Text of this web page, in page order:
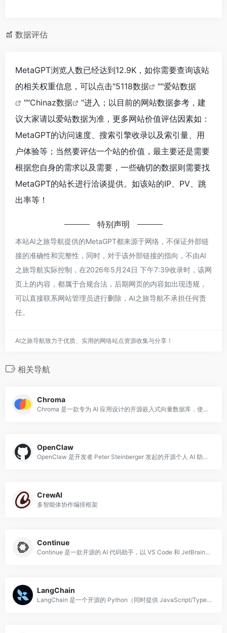
数据评估
MetaGPT浏览人数已经达到12.9K，如你需要查询该站
的相关权重信息，可以点击"5118数据 ""爱站数据
""Chinaz数据
"进入；以目前的网站数据参考，建
议大家请以爱站数据为准，更多网站价值评估因素如：
MetaGPT的访问速度、搜索引擎收录以及索引量、用
户体验等；当然要评估一个站的价值，最主要还是需要
根据您自身的需求以及需要，一些确切的数据则需要找
MetaGPT的站长进行洽谈提供。如该站的IP、PV、跳
出率等！
特别声明
本站AI之旅导航提供的MetaGPT都来源于网络，不保证外部链
接的准确性和完整性，同时，对于该外部链接的指向，不由AI
之旅导航实际控制，在2026年5月24日 下午7:39收录时，该网
页上的内容，都属于合规合法，后期网页的内容如出现违规，
可以直接联系网站管理员进行删除，AI之旅导航不承担任何责
任。
AI之旅导航致力于优质、实用的网络站点资源收集与分享！
相关导航
Chroma
Chroma 是一款专为 AI 应用设计的开源嵌入式向量数据库，使用 Python 和 Rust 构建，以开发者友好和轻量易用为核心设计目标。
OpenClaw
OpenClaw 是开发者 Peter Steinberger 发起的开源个人 AI 助手(智能体),口号是「以龙虾之道🦞」。
CrewAI
多智能体协作编排框架
Continue
Continue 是一款开源的 AI 代码助手，以 VS Code 和 JetBrains 插件形式提供，允许开发者将任意大语言模型（包括 Claude、GPT
LangChain
LangChain 是一个开源的 Python（同时提供 JavaScript/TypeScript 版本）大语言模型应用开发框架，专注于将 LLM 与外部数据